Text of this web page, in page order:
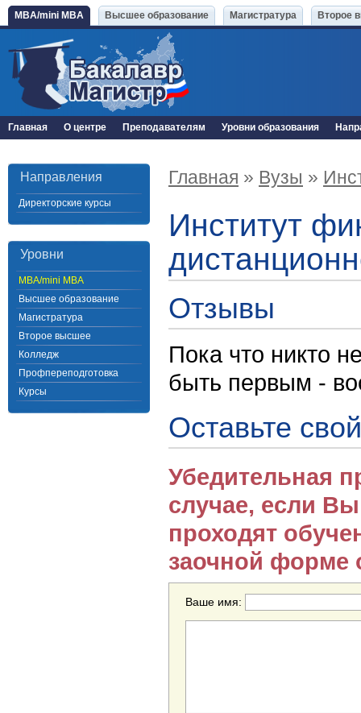
MBA/mini MBA Высшее образование Магистратура Второе
Главная О центре Преподавателям Уровни образования
Направления
Директорские курсы
Уровни
MBA/mini MBA
Высшее образование
Магистратура
Второе высшее
Колледж
Профпереподготовка
Курсы
Главная » Вузы »
Институт
Отзывы
Пока что никто
быть первым -
Оставьте
Убедительная
случае, если
проходят
заочной форме
Ваше имя: